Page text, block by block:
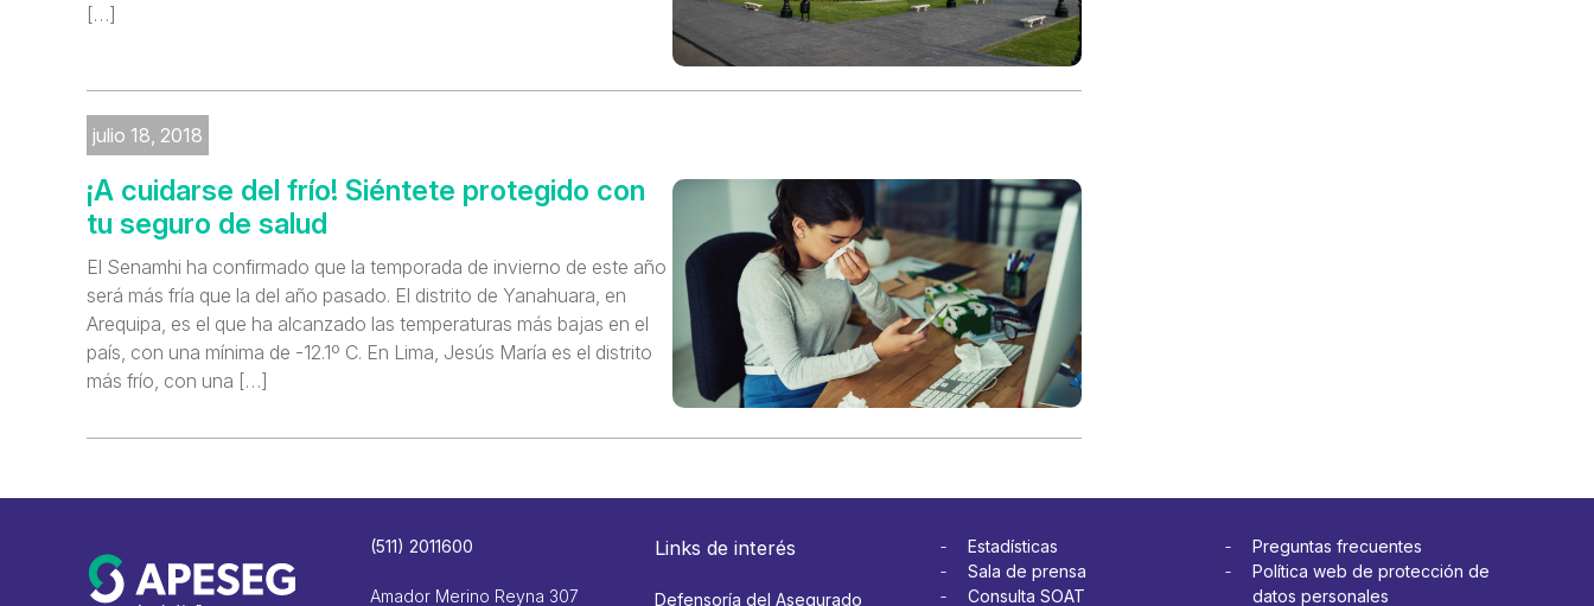
[…]
julio 18, 2018
¡A cuidarse del frío! Siéntete protegido con
tu seguro de salud
El Senamhi ha confirmado que la temporada de invierno de este año
será más fría que la del año pasado. El distrito de Yanahuara, en
Arequipa, es el que ha alcanzado las temperaturas más bajas en el
país, con una mínima de -12.1º C. En Lima, Jesús María es el distrito
más frío, con una […]
(511) 2011600
Amador Merino Reyna 307
Links de interés
Defensoría del Asegurado
Estadísticas
Sala de prensa
Consulta SOAT
Preguntas frecuentes
Política web de protección de
datos personales